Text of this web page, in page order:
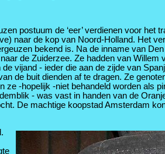
postuum de ‘eer’ verdienen voor het
naar de kop van Noord-Holland. Het
bekend is. Na de inname van
de Zuiderzee. Ze hadden van Willem
vijand - ieder die aan de zijde van
de buit dienden af te dragen. Ze
ze -hopelijk -niet behandeld worden als
- was vast in handen van de
De machtige koopstad Amsterdam